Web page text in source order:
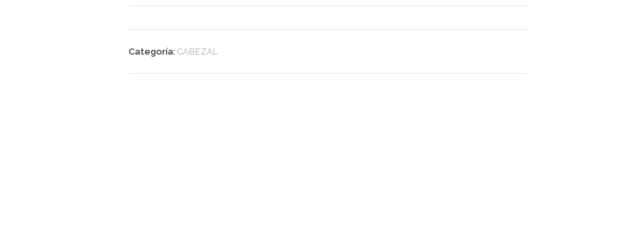
Categoría: CABEZAL